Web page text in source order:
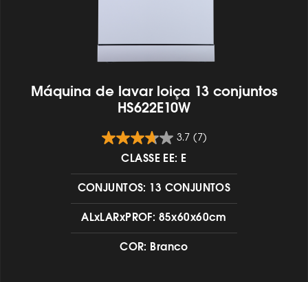
Máquina de lavar loiça 13 conjuntos
HS622E10W
3.7 (7)
CLASSE EE: E
CONJUNTOS: 13 CONJUNTOS
ALxLARxPROF: 85x60x60cm
COR: Branco